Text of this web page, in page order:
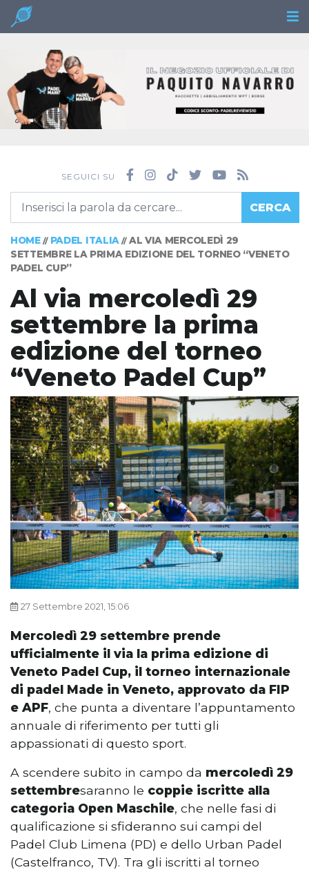
SEGUICI SU
CERCA
HOME// PADEL ITALIA // AL VIA MERCOLEDÌ 29
SETTEMBRE LA PRIMA EDIZIONE DEL TORNEO “VENETO
PADEL CUP”
Al via mercoledì 29
settembre la prima
edizione del torneo
“Veneto Padel Cup”
27 Settembre 2021, 15:06
Mercoledì 29 settembre prende
ufficialmente il via la prima edizione di
Veneto Padel Cup, il torneo internazionale
di padel Made in Veneto, approvato da FIP
e APF, che punta a diventare l’appuntamento
annuale di riferimento per tutti gli
appassionati di questo sport.
A scendere subito in campo da mercoledì 29
settembresaranno le coppie iscritte alla
categoria Open Maschile, che nelle fasi di
qualificazione si sfideranno sui campi del
Padel Club Limena (PD) e dello Urban Padel
(Castelfranco, TV). Tra gli iscritti al torneo